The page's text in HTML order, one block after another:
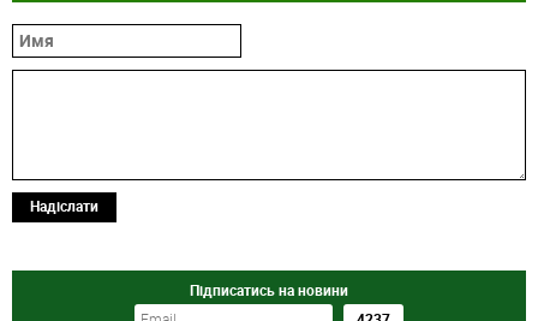
Надіслати
Підписатись на новини